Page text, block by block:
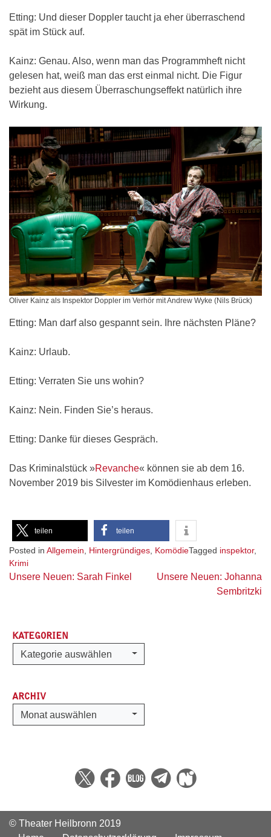
Etting: Und dieser Doppler taucht ja eher überraschend
spät im Stück auf.
Kainz: Genau. Also, wenn man das Programmheft nicht
gelesen hat, weiß man das erst einmal nicht. Die Figur
bezieht aus diesem Überraschungseffekt natürlich ihre
Wirkung.
Oliver Kainz als Inspektor Doppler im Verhör mit Andrew Wyke (Nils Brück)
Etting: Man darf also gespannt sein. Ihre nächsten Pläne?
Kainz: Urlaub.
Etting: Verraten Sie uns wohin?
Kainz: Nein. Finden Sie’s heraus.
Etting: Danke für dieses Gespräch.
Das Kriminalstück »Revanche« können sie ab dem 16.
November 2019 bis Silvester im Komödienhaus erleben.
teilen teilen
Posted in Allgemein, Hintergründiges, KomödieTagged inspektor,
Krimi
Beitragsnavigation
Unsere Neuen: Sarah Finkel
Unsere Neuen: Johanna
Sembritzki
KATEGORIEN
Kategorien
Kategorie auswählen
ARCHIV
Archiv
Monat auswählen
© Theater Heilbronn 2019